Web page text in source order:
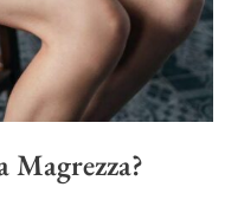
Magrezza?